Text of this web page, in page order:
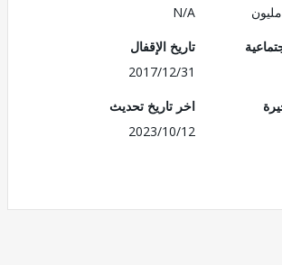
تاريخ الإقفال
2017/12/31
اخر تاريخ تحديث
2023/10/12